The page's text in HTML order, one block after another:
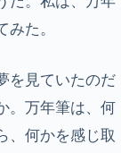
た。
を見ていたのだ
。万年筆は、何
、何かを感じ取